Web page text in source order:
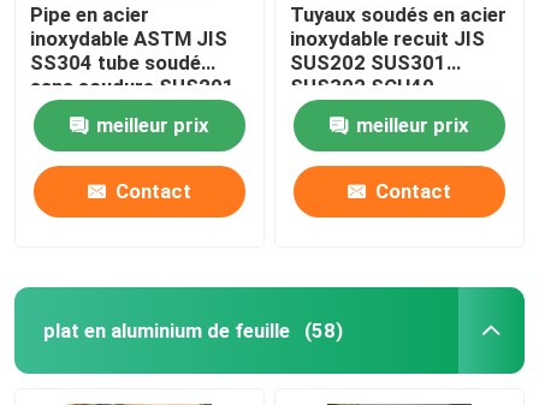
Pipe en acier
inoxydable ASTM JIS
SS304 tube soudé
sans soudure SUS201
SUS304L TP316
meilleur prix
Contact
Tuyaux soudés en acier
inoxydable recuit JIS
SUS202 SUS301
SUS302 SCH40
meilleur prix
Contact
plat en aluminium de feuille (58)